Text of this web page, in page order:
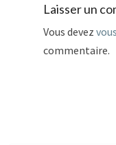
Laisser un
Vous devez
commentaire.